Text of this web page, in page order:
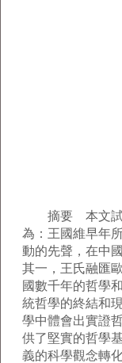
摘要 本文試圖
為：王國維早年
動的先聲，在中
其一，王氏融匯
國數千年的哲學
統哲學的終結和
學中體會出實證
供了堅實的哲學
義的科學觀念轉